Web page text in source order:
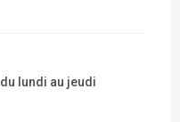
lundi au jeudi